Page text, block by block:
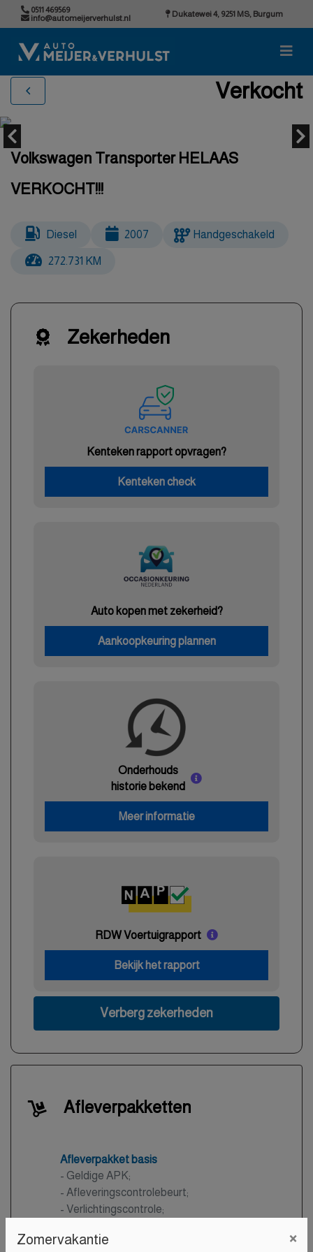
0511 469569
info@automeijerverhulst.nl
Dukatewei 4, 9251 MS, Burgum
Verkocht
Volkswagen Transporter HELAAS
VERKOCHT!!!
Diesel 2007 Handgeschakeld
272.731 KM
Zekerheden
Kenteken rapport opvragen?
Kenteken check
Auto kopen met zekerheid?
Aankoopkeuring plannen
Onderhouds
historie bekend
Meer informatie
RDW Voertuigrapport
Bekijk het rapport
Verberg zekerheden
Afleverpakketten
Afleverpakket basis
- Geldige APK;
- Afleveringscontrolebeurt;
- Verlichtingscontrole;
- Bandenspanningscontrole;
Zomervakantie ×